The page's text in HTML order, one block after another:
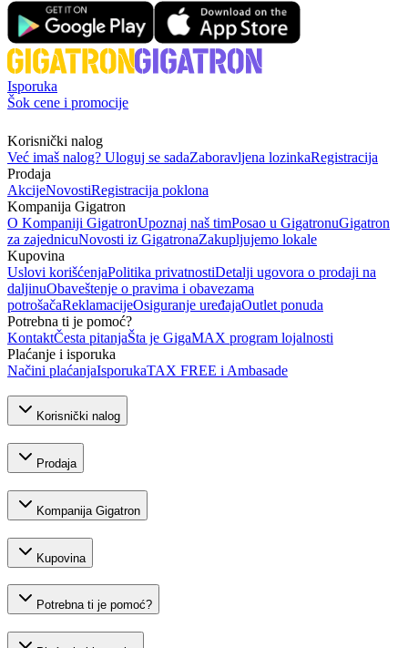
Isporuka
Šok cene i promocije
Korisnički nalog
Već imaš nalog? Uloguj se sadaZaboravljena lozinkaRegistracija
Prodaja
AkcijeNovostiRegistracija poklona
Kompanija Gigatron
O Kompaniji GigatronUpoznaj naš timPosao u GigatronuGigatron
za zajednicuNovosti iz GigatronaZakupljujemo lokale
Kupovina
Uslovi korišćenjaPolitika privatnostiDetalji ugovora o prodaji na
daljinuObaveštenje o pravima i obavezama
potrošačaReklamacijeOsiguranje uređajaOutlet ponuda
Potrebna ti je pomoć?
KontaktČesta pitanjaŠta je GigaMAX program lojalnosti
Plaćanje i isporuka
Načini plaćanjaIsporukaTAX FREE i Ambasade
Korisnički nalog
Prodaja
Kompanija Gigatron
Kupovina
Potrebna ti je pomoć?